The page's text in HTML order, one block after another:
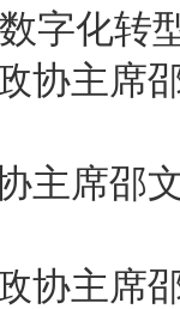
字化转
协主席
主席邵
协主席